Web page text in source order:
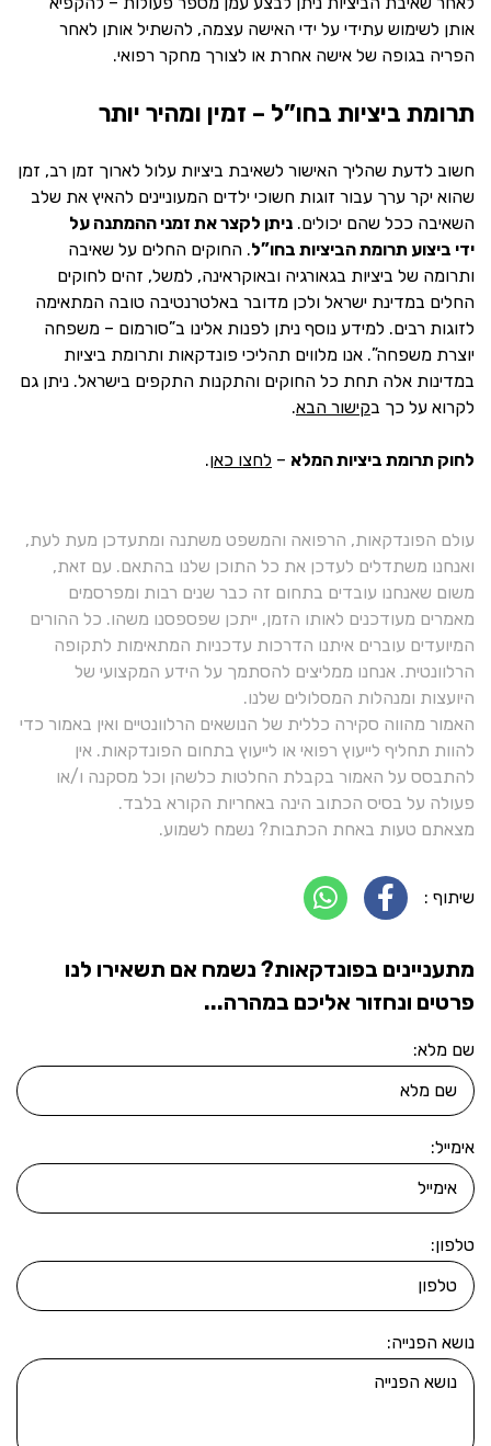
אותן לשימוש עתידי על ידי האישה עצמה, להשתיל אותן לאחר
הפריה בגופה של אישה אחרת או לצורך מחקר רפואי.
תרומת ביציות בחו”ל – זמין ומהיר יותר
חשוב לדעת שהליך האישור לשאיבת ביציות עלול לארוך זמן רב, זמן
שהוא יקר ערך עבור זוגות חשוכי ילדים המעוניינים להאיץ את שלב
השאיבה ככל שהם יכולים. ניתן לקצר את זמני ההמתנה על
ידי ביצוע תרומת הביציות בחו”ל. החוקים החלים על שאיבה
ותרומה של ביציות בגאורגיה ובאוקראינה, למשל, זהים לחוקים
החלים במדינת ישראל ולכן מדובר באלטרנטיבה טובה המתאימה
לזוגות רבים. למידע נוסף ניתן לפנות אלינו ב”סורמום – משפחה
יוצרת משפחה”. אנו מלווים תהליכי פונדקאות ותרומת ביציות
במדינות אלה תחת כל החוקים והתקנות התקפים בישראל. ניתן גם
לקרוא על כך בקישור הבא.
לחוק תרומת ביציות המלא – לחצו כאן.
עולם הפונדקאות, הרפואה והמשפט משתנה ומתעדכן מעת לעת,
ואנחנו משתדלים לעדכן את כל התוכן שלנו בהתאם. עם זאת,
משום שאנחנו עובדים בתחום זה כבר שנים רבות ומפרסמים
מאמרים מעודכנים לאותו הזמן, ייתכן שפספסנו משהו. כל ההורים
המיועדים עוברים איתנו הדרכות עדכניות המתאימות לתקופה
הרלוונטית. אנחנו ממליצים להסתמך על הידע המקצועי של
היועצות ומנהלות המסלולים שלנו.
האמור מהווה סקירה כללית של הנושאים הרלוונטיים ואין באמור כדי
להוות תחליף לייעוץ רפואי או לייעוץ בתחום הפונדקאות. אין
להתבסס על האמור בקבלת החלטות כלשהן וכל מסקנה ו/או
פעולה על בסיס הכתוב הינה באחריות הקורא בלבד.
מצאתם טעות באחת הכתבות? נשמח לשמוע.
שיתוף :
מתעניינים בפונדקאות? נשמח אם תשאירו לנו
פרטים ונחזור אליכם במהרה...
שם מלא:
אימייל:
טלפון:
נושא הפנייה: